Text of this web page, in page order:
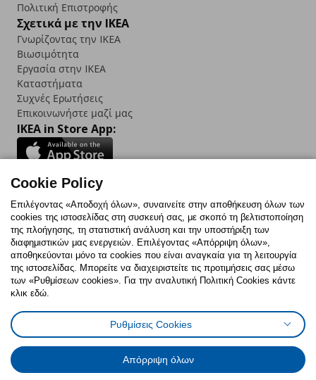
Πολιτική Επιστροφής
Σχετικά με την IKEA
Γνωρίζοντας την IKEA
Βιωσιμότητα
Εργασία στην IKEA
Καταστήματα
Συχνές Ερωτήσεις
Επικοινωνήστε μαζί μας
IKEA in Store App:
Follow us:
FacebookInstagram
TikTokYoutubePinterestTwitter
Πολιτική CookiesΔήλωση ψηφιακής προσβασιμότητας
Ρυθμίσεις cookiesΌροι Χρήσης
Γενική Πολιτική Προσωπικών Δεδομένων
Πολιτική Προσωπικών Δεδομένων για ΙΚΕΑ.gr
Κώδικας Καταναλωτικής Δεοντολογίας
Cookie Policy
Επιλέγοντας «Αποδοχή όλων», συναινείτε στην αποθήκευση όλων των
cookies της ιστοσελίδας στη συσκευή σας, με σκοπό τη βελτιστοποίηση
της πλοήγησης, τη στατιστική ανάλυση και την υποστήριξη των
διαφημιστικών μας ενεργειών. Επιλέγοντας «Απόρριψη όλων»,
αποθηκεύονται μόνο τα cookies που είναι αναγκαία για τη λειτουργία
της ιστοσελίδας. Μπορείτε να διαχειριστείτε τις προτιμήσεις σας μέσω
των «Ρυθμίσεων cookies». Για την αναλυτική Πολιτική Cookies κάντε
κλικ εδώ.
Ρυθμίσεις Cookies
Απόρριψη όλων